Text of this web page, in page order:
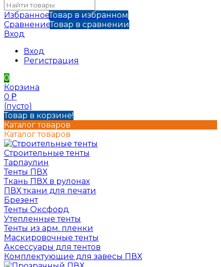
ИзбранноеТовар в избранном
СравнениеТовар в сравнении
Вход
Вход
Регистрация
0
Корзина
0 Р
(пусто)
Товар в корзине!
Каталог товаров
Каталог товаров
Строительные тенты
Тарпаулин
Тенты ПВХ
Ткань ПВХ в рулонах
ПВХ ткани для печати
Брезент
Тенты Оксфорд
Утепленные тенты
Тенты из арм. пленки
Маскировочные тенты
Аксессуары для тентов
Комплектующие для завесы ПВХ